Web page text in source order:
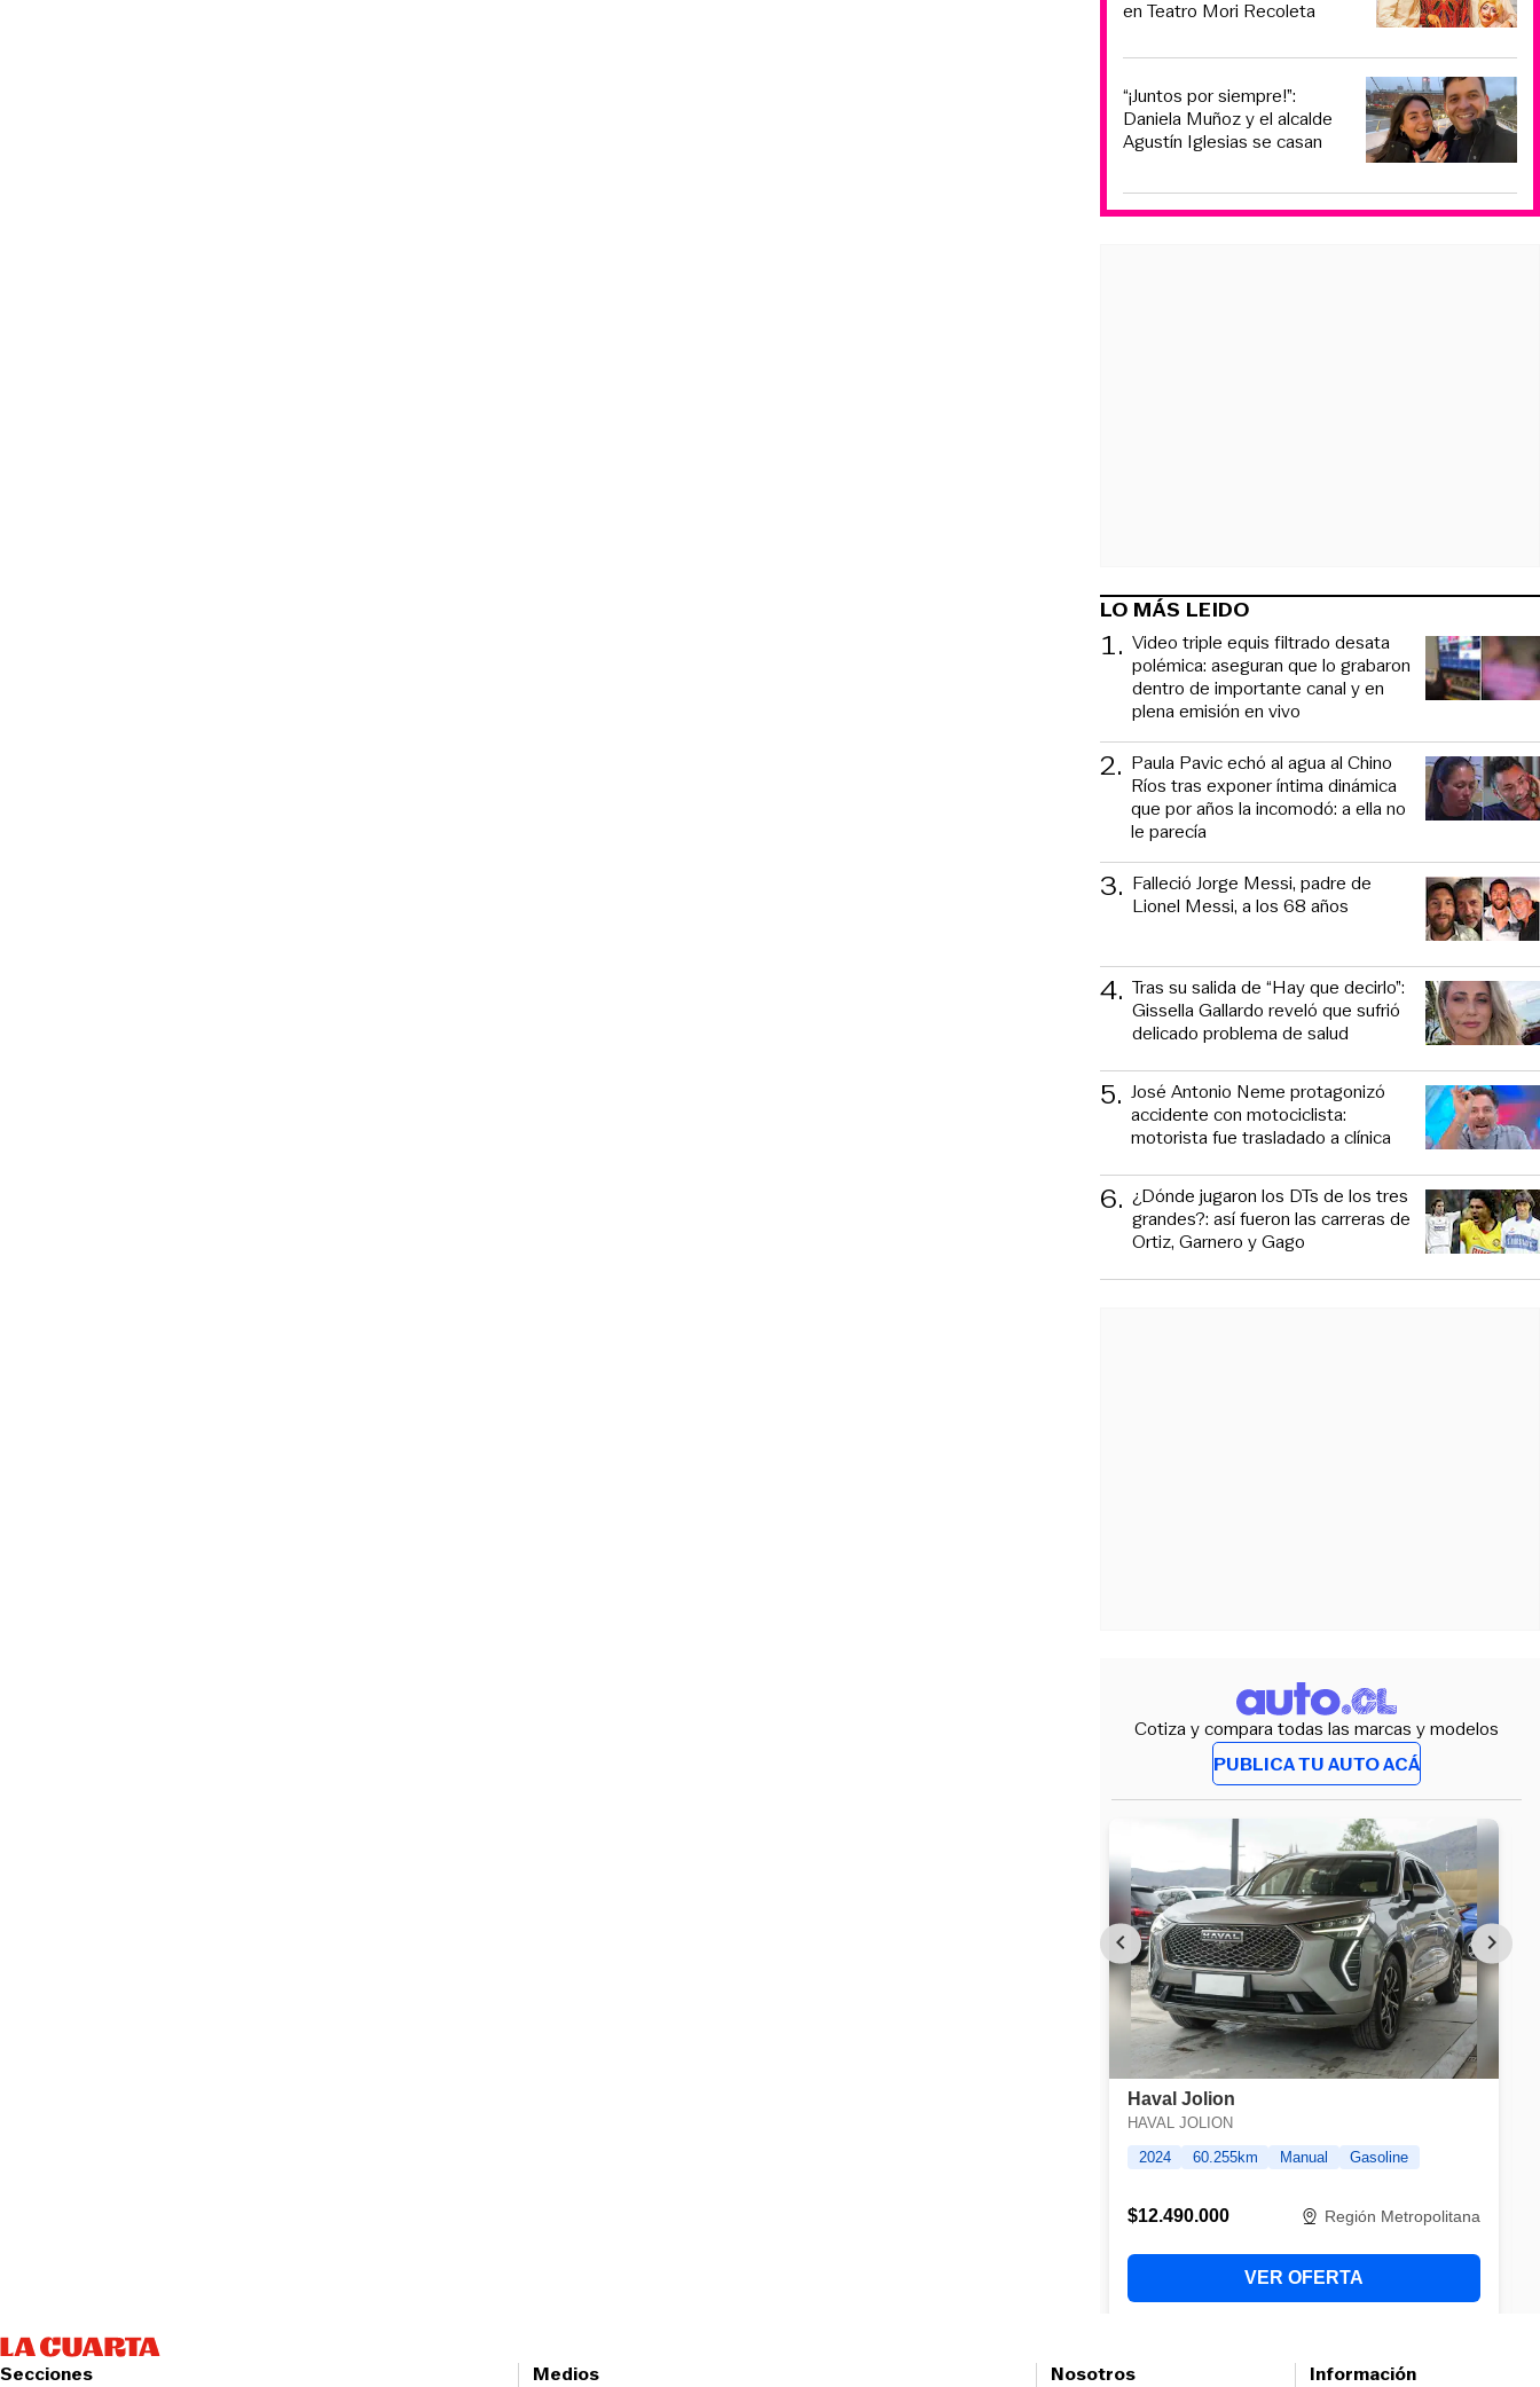
en Teatro Mori Recoleta
“¡Juntos por siempre!”:
Daniela Muñoz y el alcalde
Agustín Iglesias se casan
LO MÁS LEIDO
1. Video triple equis filtrado desata
polémica: aseguran que lo grabaron
dentro de importante canal y en
plena emisión en vivo
2. Paula Pavic echó al agua al Chino
Ríos tras exponer íntima dinámica
que por años la incomodó: a ella no
le parecía
3. Falleció Jorge Messi, padre de
Lionel Messi, a los 68 años
4. Tras su salida de “Hay que decirlo”:
Gissella Gallardo reveló que sufrió
delicado problema de salud
5. José Antonio Neme protagonizó
accidente con motociclista:
motorista fue trasladado a clínica
6. ¿Dónde jugaron los DTs de los tres
grandes?: así fueron las carreras de
Ortiz, Garnero y Gago
Cotiza y compara todas las marcas y modelos
PUBLICA TU AUTO ACÁ
Secciones Medios Nosotros Información